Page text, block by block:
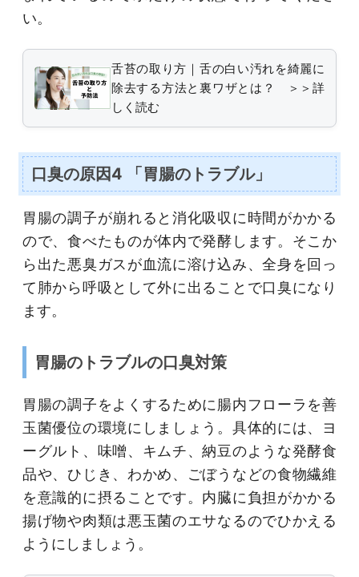
い。
舌苔の取り方｜舌の白い汚れを綺麗に
除去する方法と裏ワザとは？ ＞＞詳
しく読む
口臭の原因4 「胃腸のトラブル」
胃腸の調子が崩れると消化吸収に時間がかかる
ので、食べたものが体内で発酵します。そこか
ら出た悪臭ガスが血流に溶け込み、全身を回っ
て肺から呼吸として外に出ることで口臭になり
ます。
胃腸のトラブルの口臭対策
胃腸の調子をよくするために腸内フローラを善
玉菌優位の環境にしましょう。具体的には、ヨ
ーグルト、味噌、キムチ、納豆のような発酵食
品や、ひじき、わかめ、ごぼうなどの食物繊維
を意識的に摂ることです。内臓に負担がかかる
揚げ物や肉類は悪玉菌のエサなるのでひかえる
ようにしましょう。